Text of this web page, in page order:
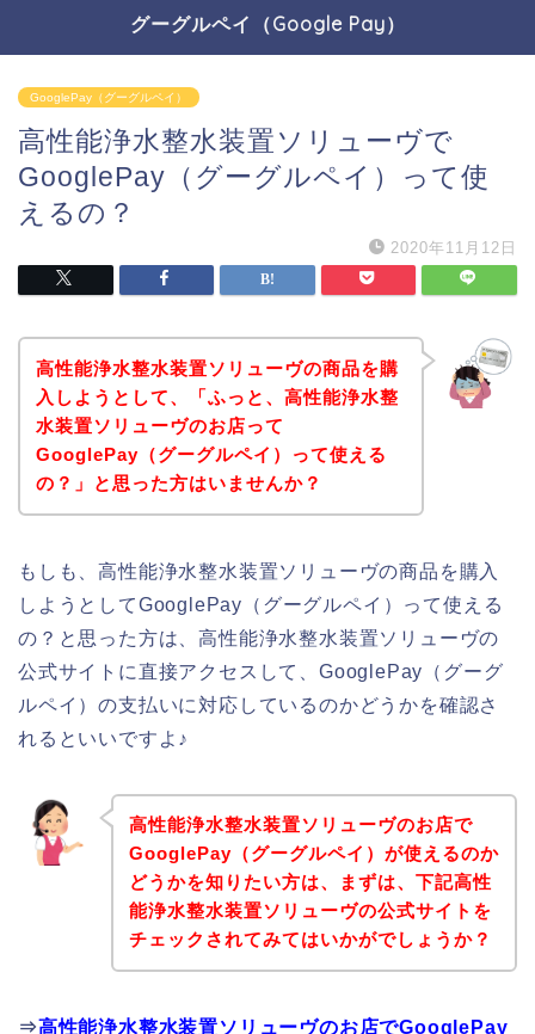
グーグルペイ（Google Pay）
GooglePay（グーグルペイ）
高性能浄水整水装置ソリューヴで
GooglePay（グーグルペイ）って使
えるの？
2020年11月12日
高性能浄水整水装置ソリューヴの商品を購
入しようとして、「ふっと、高性能浄水整
水装置ソリューヴのお店って
GooglePay（グーグルペイ）って使える
の？」と思った方はいませんか？
もしも、高性能浄水整水装置ソリューヴの商品を購入
しようとしてGooglePay（グーグルペイ）って使える
の？と思った方は、高性能浄水整水装置ソリューヴの
公式サイトに直接アクセスして、GooglePay（グーグ
ルペイ）の支払いに対応しているのかどうかを確認さ
れるといいですよ♪
高性能浄水整水装置ソリューヴのお店で
GooglePay（グーグルペイ）が使えるのか
どうかを知りたい方は、まずは、下記高性
能浄水整水装置ソリューヴの公式サイトを
チェックされてみてはいかがでしょうか？
⇒高性能浄水整水装置ソリューヴのお店でGooglePay